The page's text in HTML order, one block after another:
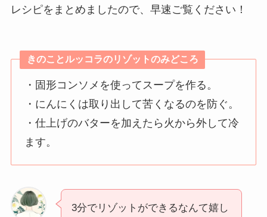
レシピをまとめましたので、早速ご覧ください！
きのことルッコラのリゾットのみどころ
・固形コンソメを使ってスープを作る。
・にんにくは取り出して苦くなるのを防ぐ。
・仕上げのバターを加えたら火から外して冷
ます。
3分でリゾットができるなんて嬉し